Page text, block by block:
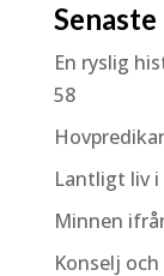
En ryslig
58
Lantligt liv
Minnen
Konselj